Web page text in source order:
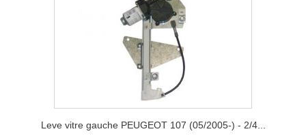
Leve vitre gauche PEUGEOT 107 (05/2005-) - 2/4...